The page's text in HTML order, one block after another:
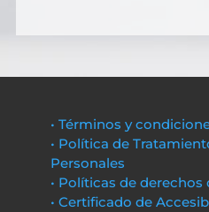
• Términos y
• Política de
Personales
• Políticas de derechos
• Certificado de